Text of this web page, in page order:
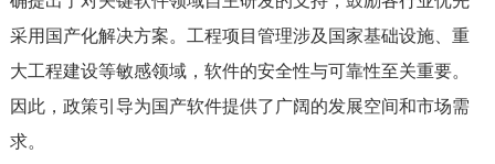
采用国产化解决方案。工程项目管理涉及国家基础设施、重
大工程建设等敏感领域，软件的安全性与可靠性至关重要。
因此，政策引导为国产软件提供了广阔的发展空间和市场需
求。